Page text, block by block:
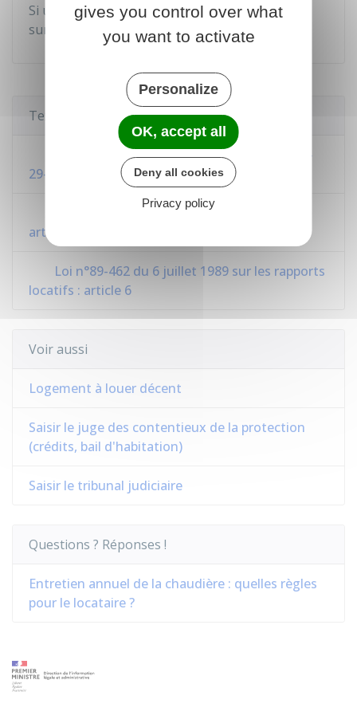
Si un contrôle de température fait état d'une
surchauffe ou sous-chauffe :
Textes de référence
Code de l'énergie : articles R241-25 à R241-
29-1
Code de la construction et de l'habitation :
articles R171-10 à R171-12
Loi n°89-462 du 6 juillet 1989 sur les rapports
locatifs : article 6
Voir aussi
Logement à louer décent
Saisir le juge des contentieux de la protection
(crédits, bail d'habitation)
Saisir le tribunal judiciaire
Questions ? Réponses !
Entretien annuel de la chaudière : quelles règles
pour le locataire ?
gives you control over what
you want to activate
Personalize
OK, accept all
Deny all cookies
Privacy policy